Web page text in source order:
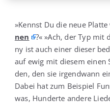
»Kennst Du die neue Plat­te
nen
?« »Ach, der Typ mit
ny ist auch einer die­ser
auf ewig mit die­sem
den, den sie irgend­wann
Dabei hat zum Bei­spiel
was, Hun­der­te ande­re